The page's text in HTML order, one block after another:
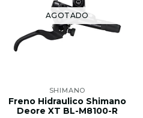
AGOTADO
SHIMANO
Freno Hidraulico Shimano
Deore XT BL-M8100-R